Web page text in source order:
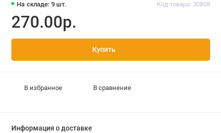
На складе: 9 шт. Код товара: 30808
270.00р.
Купить
В избранное В сравнение
Информация о доставке